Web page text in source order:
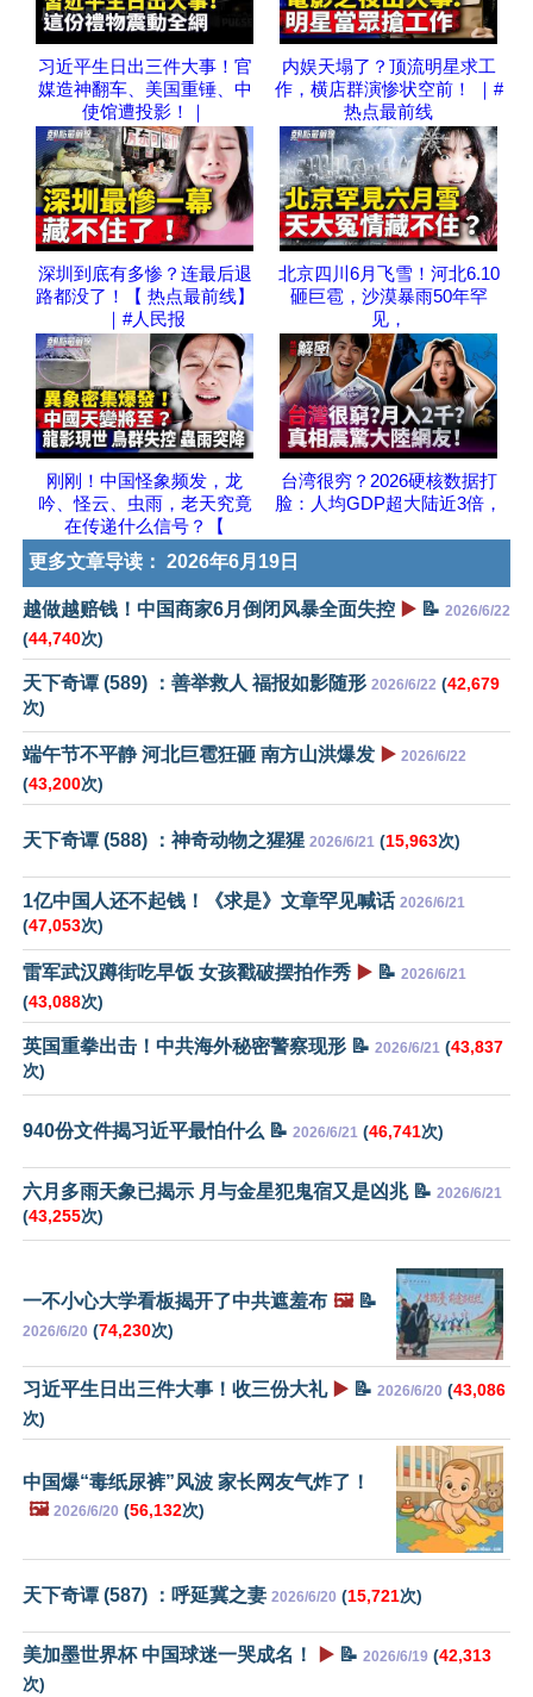
习近平生日出三件大事！官
媒造神翻车、美国重锤、中
使馆遭投影！｜
内娱天塌了？顶流明星求工
作，横店群演惨状空前！ ｜#
热点最前线
深圳到底有多惨？连最后退
路都没了！【 热点最前线】
｜#人民报
北京四川6月飞雪！河北6.10
砸巨雹，沙漠暴雨50年罕
见，
刚刚！中国怪象频发，龙
吟、怪云、虫雨，老天究竟
在传递什么信号？【
台湾很穷？2026硬核数据打
脸：人均GDP超大陆近3倍，
更多文章导读： 2026年6月19日
越做越赔钱！中国商家6月倒闭风暴全面失控 ▶️ 📝 2026/6/22
(44,740次)
天下奇谭 (589) ：善举救人 福报如影随形 2026/6/22 (42,679
次)
端午节不平静 河北巨雹狂砸 南方山洪爆发 ▶️ 2026/6/22
(43,200次)
天下奇谭 (588) ：神奇动物之猩猩 2026/6/21 (15,963次)
1亿中国人还不起钱！《求是》文章罕见喊话 2026/6/21
(47,053次)
雷军武汉蹲街吃早饭 女孩戳破摆拍作秀 ▶️ 📝 2026/6/21
(43,088次)
英国重拳出击！中共海外秘密警察现形 📝 2026/6/21 (43,837
次)
940份文件揭习近平最怕什么 📝 2026/6/21 (46,741次)
六月多雨天象已揭示 月与金星犯鬼宿又是凶兆 📝 2026/6/21
(43,255次)
一不小心大学看板揭开了中共遮羞布 🖼️📝
2026/6/20 (74,230次)
习近平生日出三件大事！收三份大礼 ▶️ 📝 2026/6/20 (43,086
次)
中国爆“毒纸尿裤”风波 家长网友气炸了！
🖼️ 2026/6/20 (56,132次)
天下奇谭 (587) ：呼延冀之妻 2026/6/20 (15,721次)
美加墨世界杯 中国球迷一哭成名！ ▶️ 📝 2026/6/19 (42,313
次)